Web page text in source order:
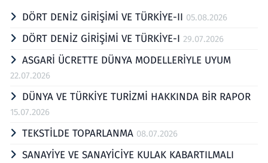
DÖRT DENİZ GİRİŞİMİ VE TÜRKİYE-II 05.08.2026
DÖRT DENİZ GİRİŞİMİ VE TÜRKİYE-I 29.07.2026
ASGARİ ÜCRETTE DÜNYA MODELLERİYLE UYUM
22.07.2026
DÜNYA VE TÜRKİYE TURİZMİ HAKKINDA BİR RAPOR
15.07.2026
TEKSTİLDE TOPARLANMA 08.07.2026
SANAYİYE VE SANAYİCİYE KULAK KABARTILMALI